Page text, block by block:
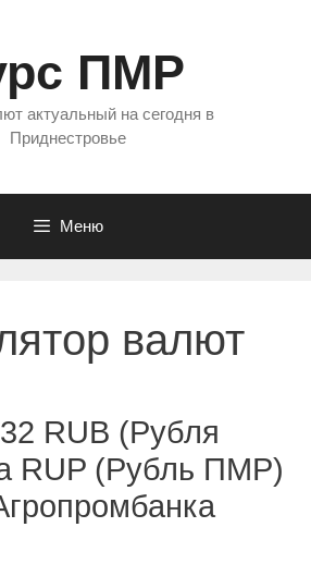
ПМР
актуальный на сегодня в
Приднестровье
Меню
валют
RUB (Рубля
RUP (Рубль ПМР)